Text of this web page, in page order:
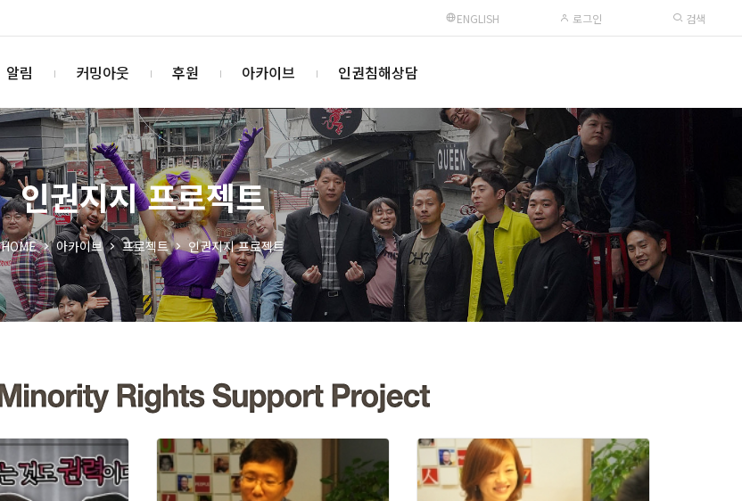
ENGLISH 로그인 검색
알림 커밍아웃 후원 아카이브 인권침해상담
인권지지 프로젝트
HOME 아카이브 프로젝트 인권지지 프로젝트